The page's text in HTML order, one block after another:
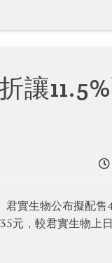
讓
君實生物公布擬配
元，較君實生物上